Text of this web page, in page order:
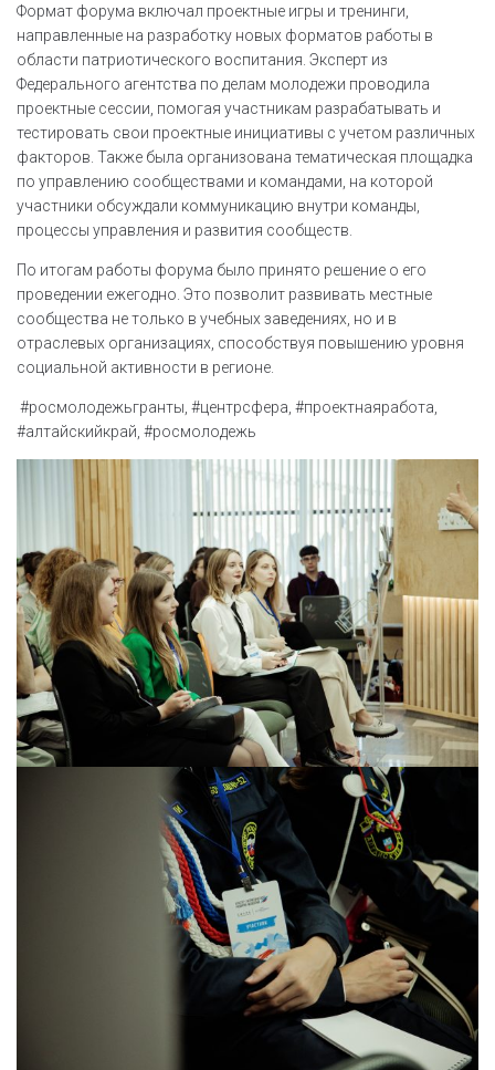
Формат форума включал проектные игры и тренинги,
направленные на разработку новых форматов работы в
области патриотического воспитания. Эксперт из
Федерального агентства по делам молодежи проводила
проектные сессии, помогая участникам разрабатывать и
тестировать свои проектные инициативы с учетом различных
факторов. Также была организована тематическая площадка
по управлению сообществами и командами, на которой
участники обсуждали коммуникацию внутри команды,
процессы управления и развития сообществ.
По итогам работы форума было принято решение о его
проведении ежегодно. Это позволит развивать местные
сообщества не только в учебных заведениях, но и в
отраслевых организациях, способствуя повышению уровня
социальной активности в регионе.
#росмолодежьгранты, #центрсфера, #проектнаяработа,
#алтайскийкрай, #росмолодежь